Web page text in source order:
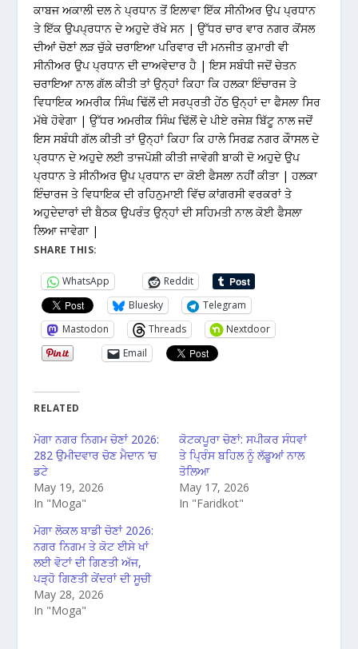
ਕਾਬਜ ਅਕਾਲੀ ਦਲ ਨੇ ਪ੍ਰਧਾਨ ਤੋਂ ਇਲਾਵਾ ਇੱਕ ਸੀਨੀਅਰ ਉਪ ਪ੍ਰਧਾਨ
ਤੇ ਇੱਕ ਉਪਪ੍ਰਧਾਨ ਦੇ ਅਹੁਦੇ ਰੱਖੇ ਸਨ | ਉੱਧਰ ਚਾਰ ਵਾਰ ਨਗਰ ਕੋਂਸਲ
ਦੀਆਂ ਚੋਣਾਂ ਲੜ ਚੁੱਕੇ ਚਰਾਇਆ ਪਰਿਵਾਰ ਦੀ ਮਨਜੀਤ ਕੁਮਾਰੀ ਵੀ
ਸੀਨੀਅਰ ਉਪ ਪ੍ਰਧਾਨ ਦੀ ਦਾਅਵੇਦਾਰ ਹੈ | ਇਸ ਸਬੰਧੀ ਜਦੋਂ ਚੇਤਨ
ਚਰਾਇਆ ਨਾਲ ਗੱਲ ਕੀਤੀ ਤਾਂ ਉਨ੍ਹਾਂ ਕਿਹਾ ਕਿ ਹਲਕਾ ਇੰਚਾਰਜ ਤੇ
ਵਿਧਾਇਕ ਅਮਰੀਕ ਸਿੰਘ ਢਿੱਲੋਂ ਦੀ ਸਰਪ੍ਰਤੀ ਹੇਂਠ ਉਨ੍ਹਾਂ ਦਾ ਫੈਸਲਾ ਸਿਰ
ਮੱਥੇ ਹੋਵੇਗਾ | ਉੱਧਰ ਅਮਰੀਕ ਸਿੰਘ ਢਿੱਲੋਂ ਦੇ ਪੀਏ ਰਜੇਸ਼ ਬਿੱਟੂ ਨਾਲ ਜਦੋਂ
ਇਸ ਸਬੰਧੀ ਗੱਲ ਕੀਤੀ ਤਾਂ ਉਨ੍ਹਾਂ ਕਿਹਾ ਕਿ ਹਾਲੇ ਸਿਰਫ਼ ਨਗਰ ਕੌਾਸਲ ਦੇ
ਪ੍ਰਧਾਨ ਦੇ ਅਹੁਦੇ ਲਈ ਤਾਜਪੋਸ਼ੀ ਕੀਤੀ ਜਾਵੇਗੀ ਬਾਕੀ ਦੋ ਅਹੁਦੇ ਉਪ
ਪ੍ਰਧਾਨ ਤੇ ਸੀਨੀਅਰ ਉਪ ਪ੍ਰਧਾਨ ਦਾ ਕੋਈ ਫੈਸਲਾ ਨਹੀਂ ਕੀਤਾ | ਹਲਕਾ
ਇੰਚਾਰਜ ਤੇ ਵਿਧਾਇਕ ਦੀ ਰਹਿਨੁਮਾਈ ਵਿੱਚ ਕਾਂਗਰਸੀ ਵਰਕਰਾਂ ਤੇ
ਅਹੁਦੇਦਾਰਾਂ ਦੀ ਬੈਠਕ ਉਪਰੰਤ ਉਨ੍ਹਾਂ ਦੀ ਸਹਿਮਤੀ ਨਾਲ ਕੋਈ ਫੈਸਲਾ
ਲਿਆ ਜਾਵੇਗਾ |
SHARE THIS:
WhatsApp
Reddit
Bluesky
Telegram
Mastodon
Threads
Nextdoor
Email
RELATED
ਮੋਗਾ ਨਗਰ ਨਿਗਮ ਚੋਣਾਂ 2026:
282 ਉਮੀਦਵਾਰ ਚੋਣ ਮੈਦਾਨ ‘ਚ
ਡਟੇ
May 19, 2026
In "Moga"
ਕੋਟਕਪੂਰਾ ਚੋਣਾਂ: ਸਪੀਕਰ ਸੰਧਵਾਂ
ਤੇ ਪ੍ਰਿੰਸ ਬਹਿਲ ਨੂੰ ਲੱਡੂਆਂ ਨਾਲ
ਤੋਲਿਆ
May 17, 2026
In "Faridkot"
ਮੋਗਾ ਲੋਕਲ ਬਾਡੀ ਚੋਣਾਂ 2026:
ਨਗਰ ਨਿਗਮ ਤੇ ਕੋਟ ਈਸੇ ਖਾਂ
ਲਈ ਵੋਟਾਂ ਦੀ ਗਿਣਤੀ ਅੱਜ,
ਪੜ੍ਹੋ ਗਿਣਤੀ ਕੇਂਦਰਾਂ ਦੀ ਸੂਚੀ
May 28, 2026
In "Moga"